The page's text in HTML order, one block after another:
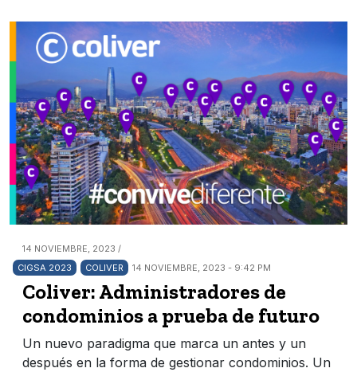
14 NOVIEMBRE, 2023 /
CIGSA 2023
COLIVER 14 NOVIEMBRE, 2023 - 9:42 PM
Coliver: Administradores de
condominios a prueba de futuro
Un nuevo paradigma que marca un antes y un
después en la forma de gestionar condominios. Un